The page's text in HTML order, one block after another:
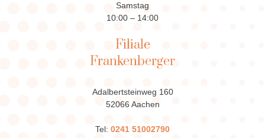
Samstag
10:00 – 14:00
Filiale
Frankenberger
Adalbertsteinweg 160
52066 Aachen
Tel: 0241 51002790